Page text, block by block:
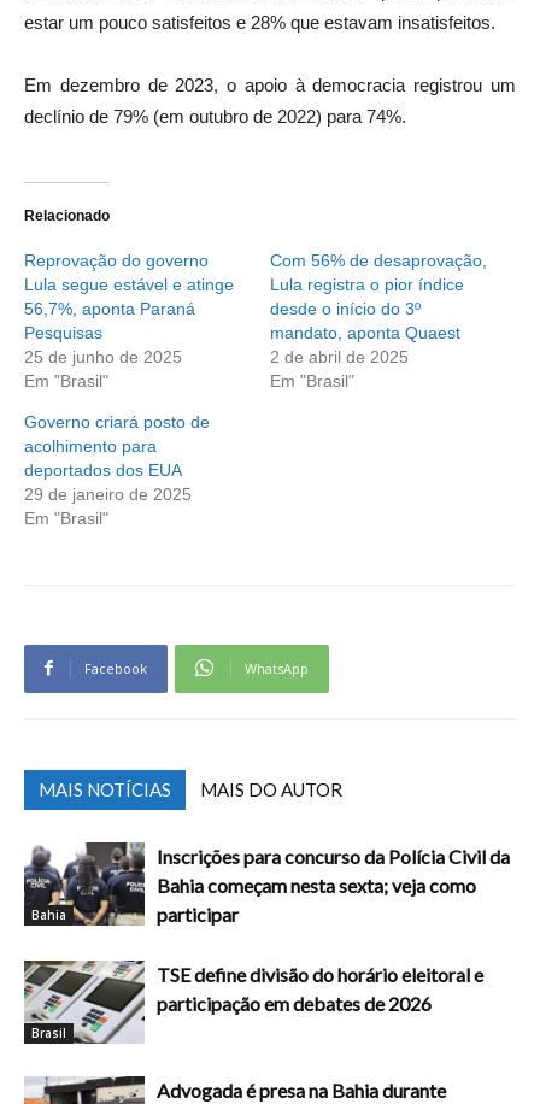
estar um pouco satisfeitos e 28% que estavam insatisfeitos.
Em dezembro de 2023, o apoio à democracia registrou um
declínio de 79% (em outubro de 2022) para 74%.
Relacionado
Reprovação do governo
Lula segue estável e atinge
56,7%, aponta Paraná
Pesquisas
25 de junho de 2025
Em "Brasil"
Com 56% de desaprovação,
Lula registra o pior índice
desde o início do 3º
mandato, aponta Quaest
2 de abril de 2025
Em "Brasil"
Governo criará posto de
acolhimento para
deportados dos EUA
29 de janeiro de 2025
Em "Brasil"
Facebook WhatsApp
MAIS NOTÍCIAS MAIS DO AUTOR
Bahia
Inscrições para concurso da Polícia Civil da
Bahia começam nesta sexta; veja como
participar
Brasil
TSE define divisão do horário eleitoral e
participação em debates de 2026
Advogada é presa na Bahia durante